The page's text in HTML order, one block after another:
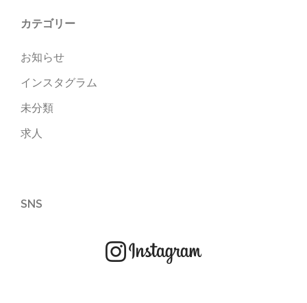
カテゴリー
お知らせ
インスタグラム
未分類
求人
SNS